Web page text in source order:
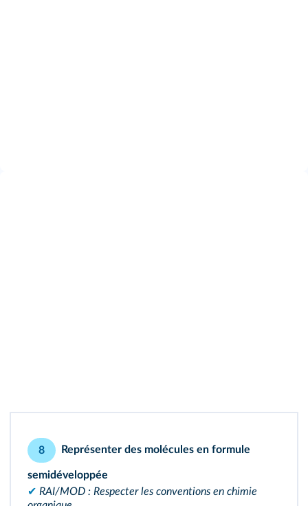
8 Représenter des molécules en formule
semidéveloppée
✔ RAI/MOD : Respecter les conventions en chimie